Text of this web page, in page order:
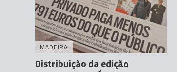
MADEIRA
Distribuição da edição